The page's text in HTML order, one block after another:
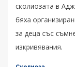
сколиозата в
бяха
за деца със
изкривявания.